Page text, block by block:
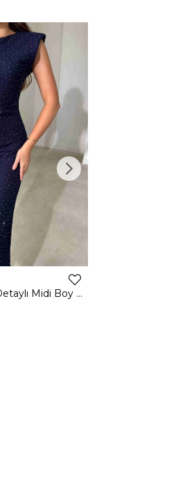
Vatkalı Taşlı Drape Detaylı Midi Boy Lacivert Jesep Kadın Elbise 26Y282